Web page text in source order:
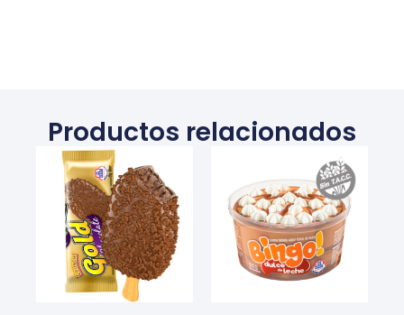
Productos relacionados